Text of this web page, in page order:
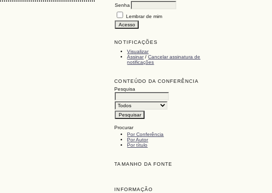
Senha
Lembrar de mim
NOTIFICAÇÕES
Visualizar
Assinar/Cancelar assinatura de
notificações
CONTEÚDO DA CONFERÊNCIA
Pesquisa
Procurar
Por Conferência
Por Autor
Por título
TAMANHO DA FONTE
INFORMAÇÃO